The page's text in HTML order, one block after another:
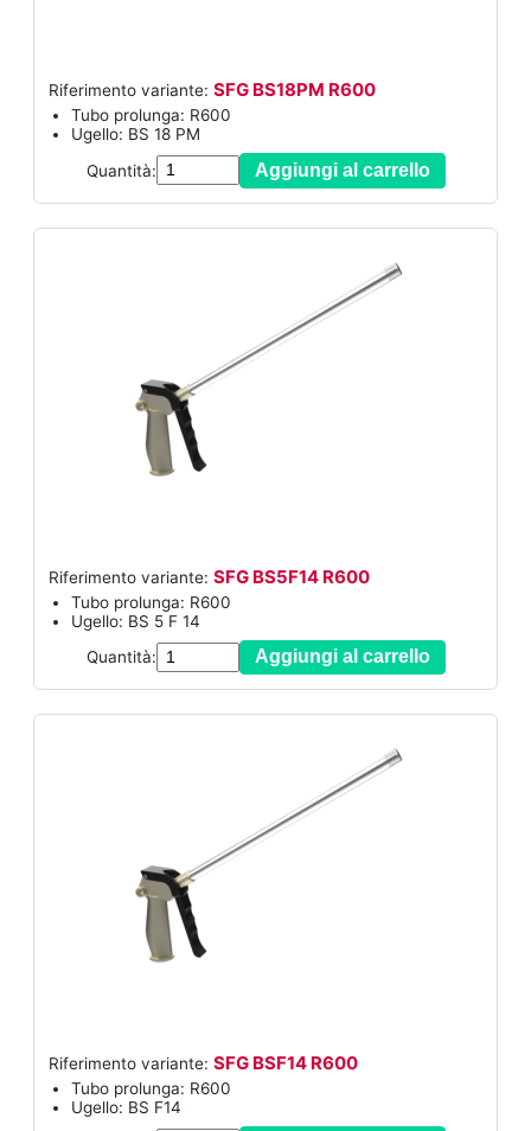
Riferimento variante: SFG BS18PM R600
Tubo prolunga: R600
Ugello: BS 18 PM
Quantità:
Aggiungi al carrello
Riferimento variante: SFG BS5F14 R600
Tubo prolunga: R600
Ugello: BS 5 F 14
Quantità:
Aggiungi al carrello
Riferimento variante: SFG BSF14 R600
Tubo prolunga: R600
Ugello: BS F14